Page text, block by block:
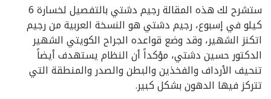
ستشرح لك هذه المقالة رجيم دشتي بالتفصيل لخسارة 6
كيلو في إسبوع، رجيم دشتي هو النسخة العربية من رجيم
اتكنز الشهير، وقد وضع قواعده الجراح الكويتي الشهير
الدكتور حسين دشتي، مؤكداً أن النظام يستهدف أيضاً
تنحيف الأرداف والفخذين والبطن والصدر والمنطقة التي
تتركز فيها الدهون بشكل كبير.